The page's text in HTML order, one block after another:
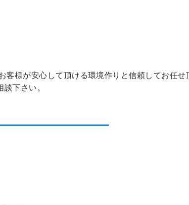
客様が安心して頂ける環境作りと信頼してお任せ
下さい。